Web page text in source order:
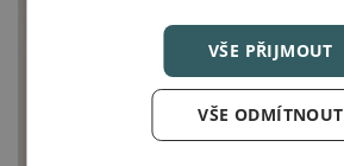
VŠE PŘIJMOUT
VŠE ODMÍTNOUT